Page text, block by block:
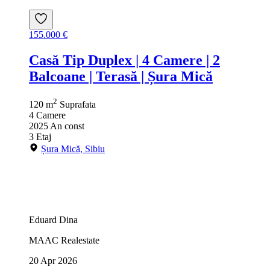
155.000 €
Casă Tip Duplex | 4 Camere | 2
Balcoane | Terasă | Șura Mică
120 m2 Suprafata
4 Camere
2025 An const
3 Etaj
Șura Mică, Sibiu
Eduard Dina
MAAC Realestate
20 Apr 2026